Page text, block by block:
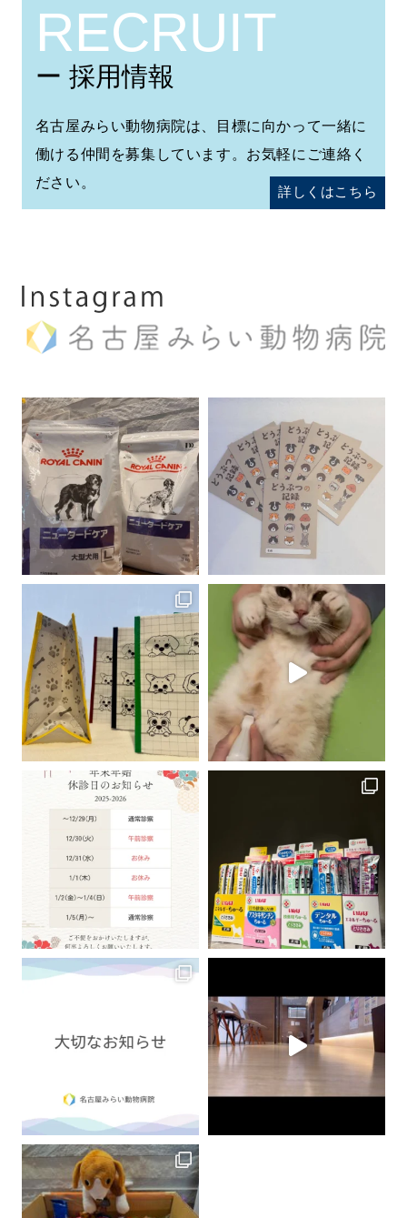
RECRUIT
ー 採用情報
名古屋みらい動物病院は、目標に向かって一緒に
働ける仲間を募集しています。お気軽にご連絡く
ださい。
詳しくはこちら